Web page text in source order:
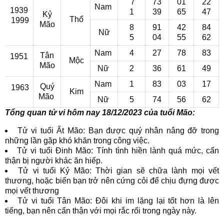
1939
1999
Kỷ
Mão
Thổ
Nam
7
1
73
39
01
65
22
47
Nữ
8
5
91
04
42
55
84
62
1951
Tân
Mão
Mộc
Nam 4 27 78
83
Nữ
2 36 61 49
1963
Quý
Mão
Kim
Nam 1 83 03
17
Nữ
5 74 56
62
Tổng quan tử vi hôm nay 18/12/2023 của tuổi Mão:
Tử vi tuổi Ất Mão: Bạn được quý nhân nâng đỡ trong
những lần gặp khó khăn trong công việc.
Tử vi tuổi Đinh Mão: Tính tình hiền lành quá mức, cẩn
thận bị người khác ăn hiếp.
Tử vi tuổi Kỷ Mão: Thời gian sẽ chữa lành mọi vết
thương, hoặc biến bạn trở nên cứng cỏi để chịu đựng được
mọi vết thương
Tử vi tuổi Tân Mão: Đôi khi im lặng lại tốt hơn là lên
tiếng, bạn nên cẩn thận với mọi rắc rối trong ngày này.